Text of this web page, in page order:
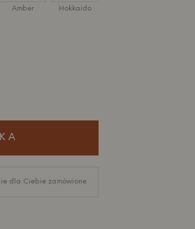
Amber Hokkaido
dla Ciebie zamówione